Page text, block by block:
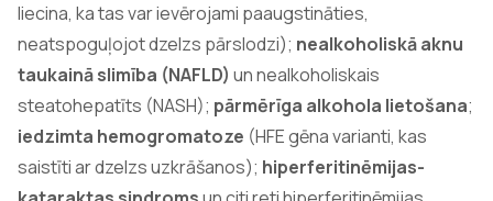
liecina, ka tas var ievērojami paaugstināties,
neatspoguļojot dzelzs pārslodzi); nealkoholiskā aknu
taukainā slimība (NAFLD) un nealkoholiskais
steatohepatīts (NASH); pārmērīga alkohola lietošana;
iedzimta hemogromatoze (HFE gēna varianti, kas
saistīti ar dzelzs uzkrāšanos); hiperferitinēmijas-